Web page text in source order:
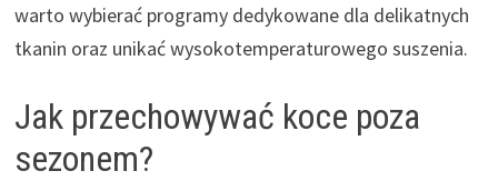
warto wybierać programy dedykowane dla delikatnych
tkanin oraz unikać wysokotemperaturowego suszenia.
Jak przechowywać koce poza
sezonem?